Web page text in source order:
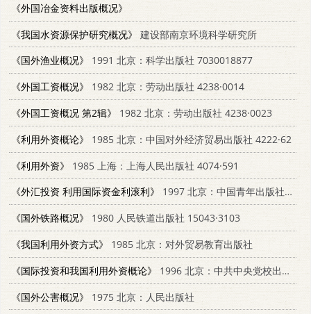
《外国冶金资料出版概况》
《我国水资源保护研究概况》
建设部南京环境科学研究所
《国外渔业概况》
1991 北京：科学出版社 7030018877
《外国工资概况》
1982 北京：劳动出版社 4238·0014
《外国工资概况 第2辑》
1982 北京：劳动出版社 4238·0023
《利用外资概论》
1985 北京：中国对外经济贸易出版社 4222·62
《利用外资》
1985 上海：上海人民出版社 4074·591
《外汇投资 利用国际资金利滚利》
1997 北京：中国青年出版社 7500624670
《国外铁路概况》
1980 人民铁道出版社 15043·3103
《我国利用外资方式》
1985 北京：对外贸易教育出版社
《国际投资和我国利用外资概论》
1996 北京：中共中央党校出版社 7503514094
《国外公害概况》
1975 北京：人民出版社